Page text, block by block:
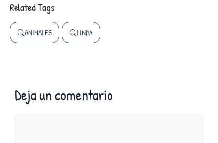
Related Tags
ANIMALES LINDA
Deja un comentario